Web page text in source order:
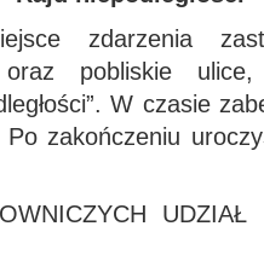
zdarzenia
oraz pobliskie
W czasie
Po zakończeniu